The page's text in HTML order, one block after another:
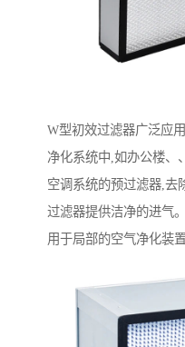
W型初效过滤器广泛应
净化系统中,如办公楼、
空调系统的预过滤器,去
过滤器提供洁净的进气
用于局部的空气净化装